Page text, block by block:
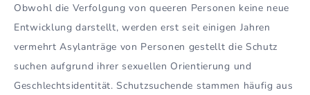
Obwohl die Verfolgung von queeren Personen keine neue
Entwicklung darstellt, werden erst seit einigen Jahren
vermehrt Asylanträge von Personen gestellt die Schutz
suchen aufgrund ihrer sexuellen Orientierung und
Geschlechtsidentität. Schutzsuchende stammen häufig aus